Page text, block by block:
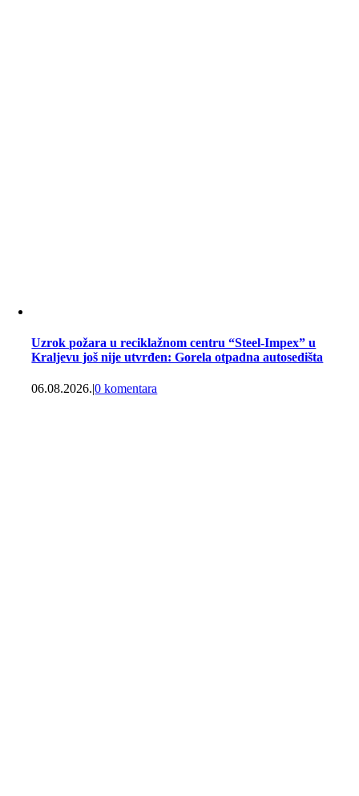
Uzrok požara u reciklažnom centru “Steel-Impex” u
Kraljevu još nije utvrđen: Gorela otpadna autosedišta
06.08.2026.|0 komentara